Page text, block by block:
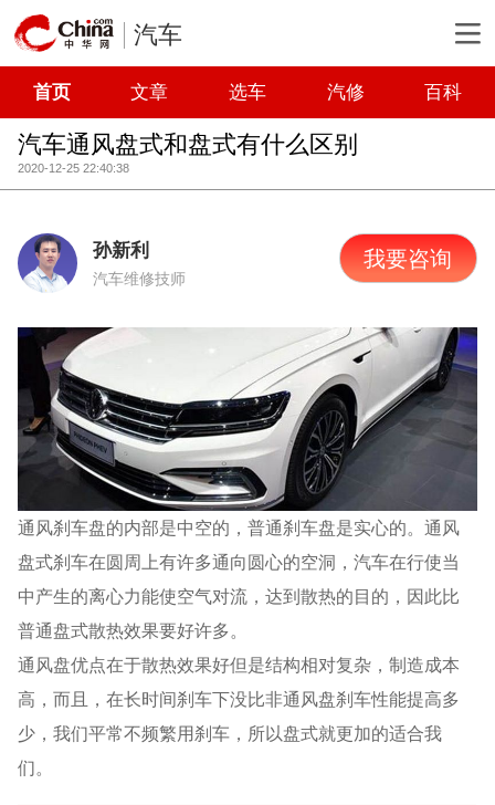
汽车
首页 文章 选车 汽修 百科
汽车通风盘式和盘式有什么区别
2020-12-25 22:40:38
孙新利
汽车维修技师
我要咨询
通风刹车盘的内部是中空的，普通刹车盘是实心的。通风
盘式刹车在圆周上有许多通向圆心的空洞，汽车在行使当
中产生的离心力能使空气对流，达到散热的目的，因此比
普通盘式散热效果要好许多。
通风盘优点在于散热效果好但是结构相对复杂，制造成本
高，而且，在长时间刹车下没比非通风盘刹车性能提高多
少，我们平常不频繁用刹车，所以盘式就更加的适合我
们。